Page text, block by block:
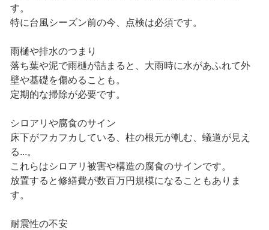
す。
特に台風シーズン前の今、点検は必須です。
雨樋や排水のつまり
落ち葉や泥で雨樋が詰まると、大雨時に水があふれて外
壁や基礎を傷めることも。
定期的な掃除が必要です。
シロアリや腐食のサイン
床下がフカフカしている、柱の根元が軋む、蟻道が見え
る...。
これらはシロアリ被害や構造の腐食のサインです。
放置すると修繕費が数百万円規模になることもありま
す。
耐震性の不安